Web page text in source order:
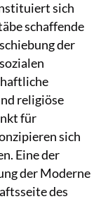
sich
schaffende
der
religiöse
für
sich
Eine der
der Moderne
des